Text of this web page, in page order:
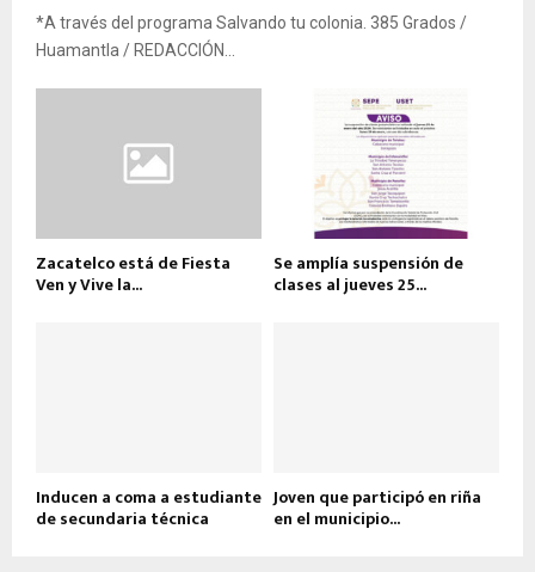
*A través del programa Salvando tu colonia. 385 Grados /
Huamantla / REDACCIÓN...
Zacatelco está de Fiesta
Ven y Vive la...
Se amplía suspensión de
clases al jueves 25...
Inducen a coma a estudiante
de secundaria técnica
Joven que participó en riña
en el municipio...